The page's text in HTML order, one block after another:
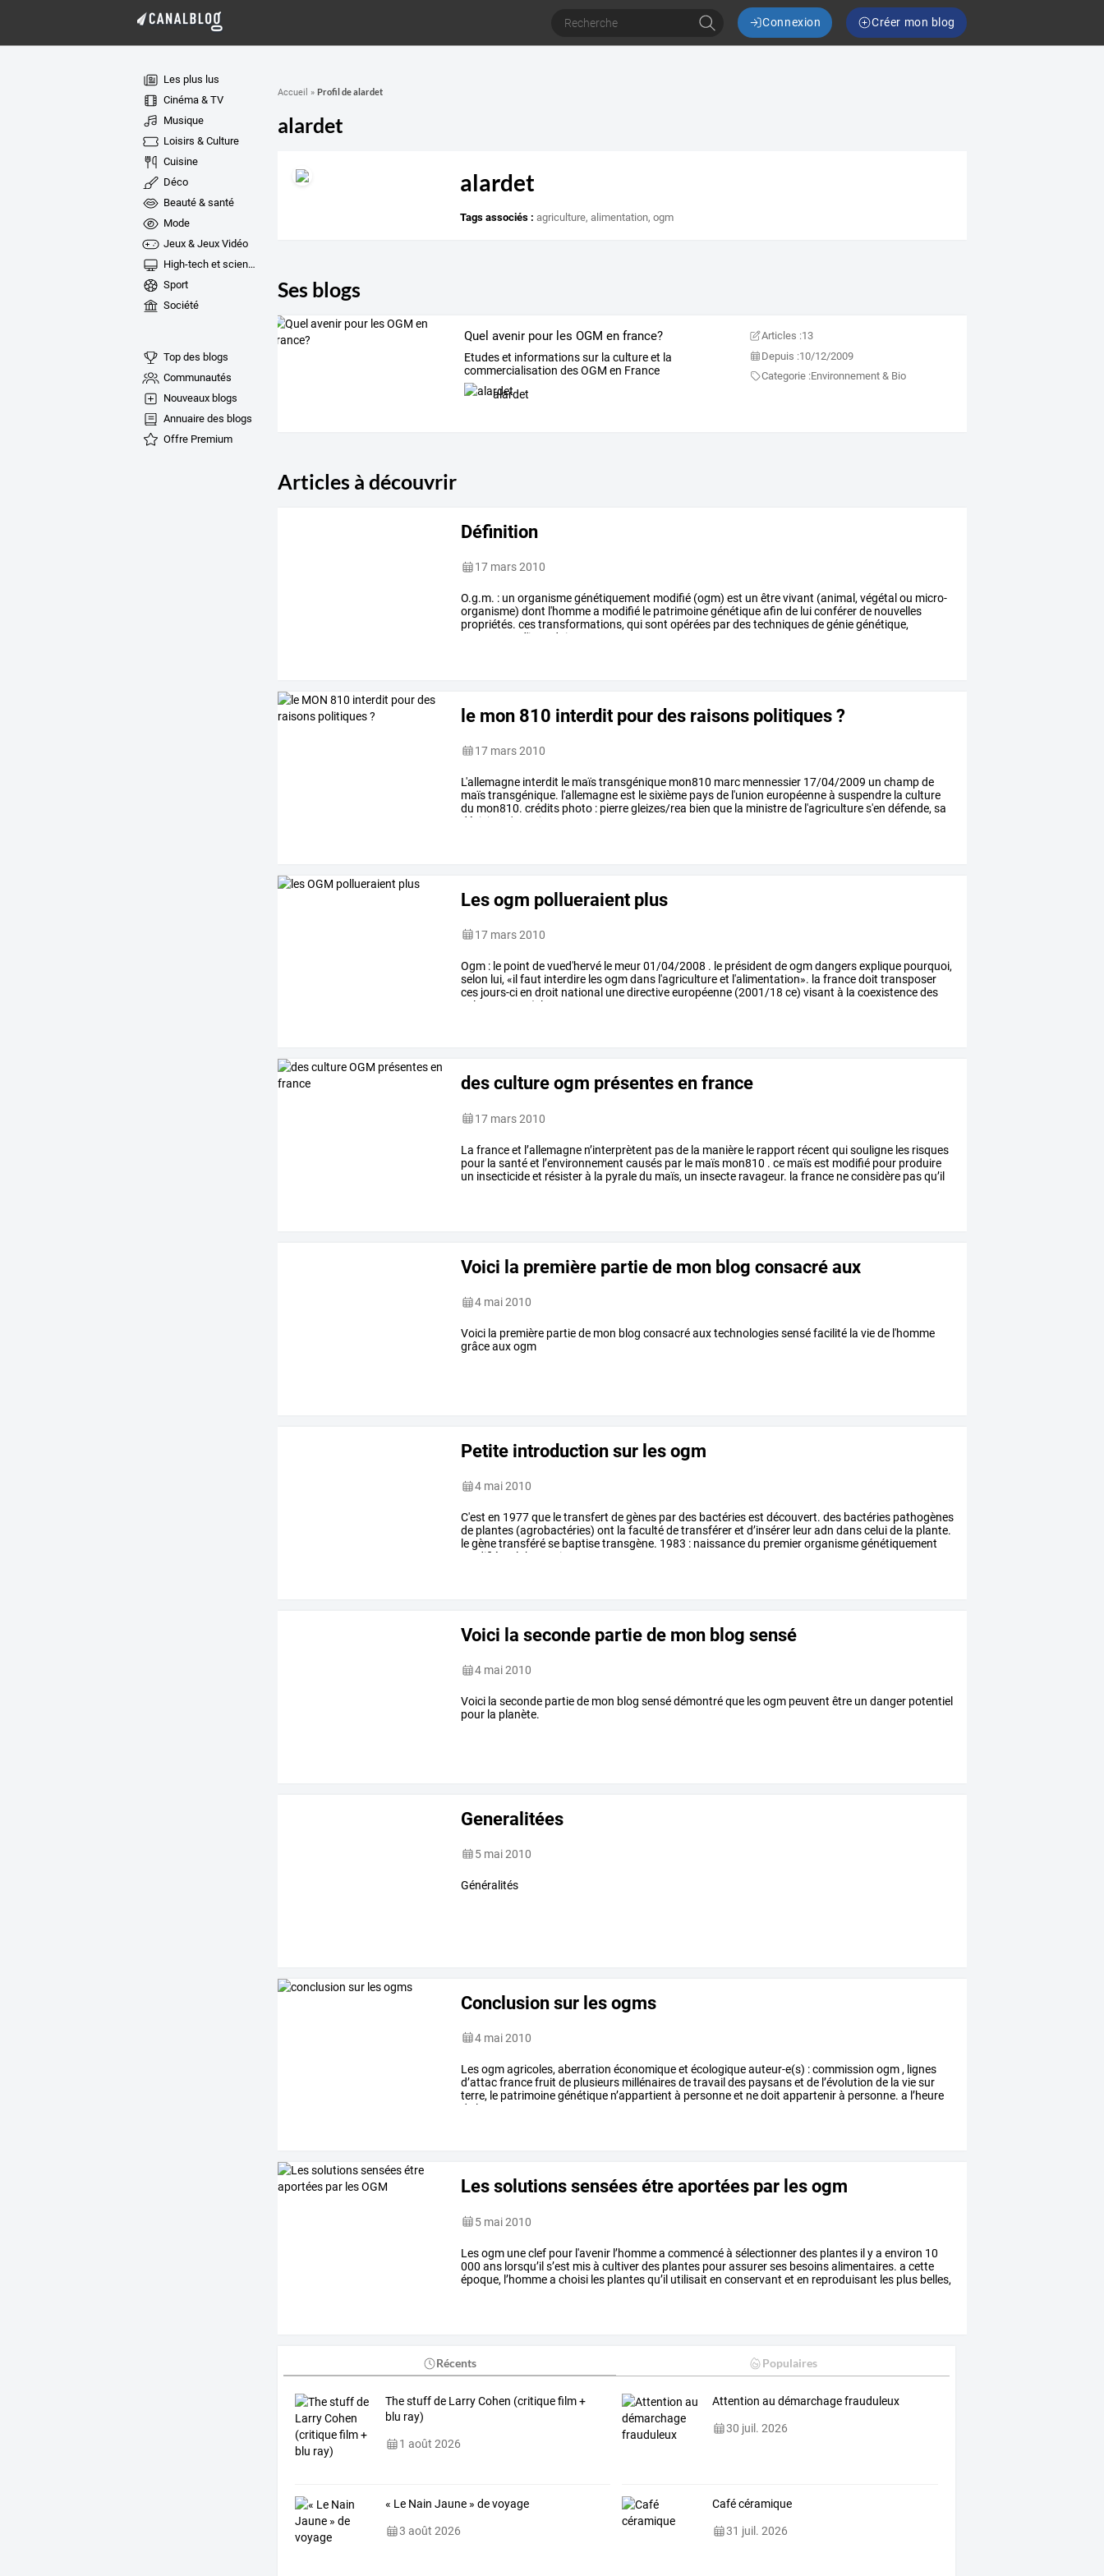
Connexion Créer mon blog
Les plus lus
Cinéma & TV
Musique
Loisirs & Culture
Cuisine
Déco
Beauté & santé
Mode
Jeux & Jeux Vidéo
High-tech et sciences
Sport
Société
Top des blogs
Communautés
Nouveaux blogs
Annuaire des blogs
Offre Premium
Accueil » Profil de alardet
alardet
alardet
Tags associés : agriculture,alimentation,ogm
Ses blogs
Quel avenir pour les OGM en france?
Etudes et informations sur la culture et la
commercialisation des OGM en France
alardet
Articles :13
Depuis :10/12/2009
Categorie :Environnement & Bio
Articles à découvrir
Définition
17 mars 2010
O.g.m. : un organismegénétiquement modifié (ogm) est un êtrevivant (animal, végétal ou micro-
organisme) dont l'hommea modifié le patrimoinegénétiqueafin de luiconférerde nouvelles
propriétés. cestransformations, quisont opérées pardestechniquesdegéniegénétique,
d'introduire
le mon 810 interdit pour des raisons politiques ?
17 mars 2010
L'allemagne interdit le maïstransgénique mon810 marc mennessier 17/04/2009 un champde
maïstransgénique. l'allemagneest lesixième paysde l'union européenneà suspendre la culture
du mon810. crédits photo : pierregleizes/rea bien que la ministrede l'agricultures'en défende, sa
décision
s'appuie
Les ogm pollueraient plus
17 mars 2010
Ogm : le point devued'hervé le meur01/04/2008 . le président deogmdangersexplique pourquoi,
selon lui, «il faut interdire lesogmdans l'agricultureet l'alimentation». la francedoit transposer
ces jours-cien droit national unedirectiveeuropéenne (2001/18 ce) visant à la coexistencedes
cultures
(plus
des culture ogm présentes en france
17 mars 2010
La franceet l’allemagne n’interprètent pasde la manière le rapport récent quisouligne les risques
pour la santéet l’environnement causés par le maïs mon810 . ce maïsest modifié pour produire
un insecticideet résisterà la pyraledu maïs, un insecte ravageur. la france neconsidère pasqu’il
Voici la première partie de mon blog consacré aux
4 mai 2010
Voici la première partie de mon blog consacré aux technologies sensé facilité la vie de l'homme
grâce aux ogm
Petite introduction sur les ogm
4 mai 2010
C'est en 1977que letransfert degènes pardes bactériesest découvert. des bactéries pathogènes
de plantes (agrobactéries) ont la facultédetransféreret d’insérer leuradn dansceluide la plante.
legènetransférése baptisetransgène. 1983 : naissancedu premierorganismegénétiquement
modifié
laboratoire,
Voici la seconde partie de mon blog sensé
4 mai 2010
Voici la seconde partie de mon blog sensé démontré que les ogm peuvent être un danger potentiel
pour la planète.
Generalitées
5 mai 2010
Généralités
Conclusion sur les ogms
4 mai 2010
Lesogmagricoles, aberration économiqueet écologiqueauteur-e(s) :commission ogm , lignes
d’attacfrancefruit de plusieurs millénairesdetravail des paysanset de l’évolution de la viesur
terre, le patrimoinegénétique n’appartient à personneet nedoit appartenirà personne. a l’heure
de
la
Les solutions sensées étre aportées par les ogm
5 mai 2010
Lesogm uneclef pour l'avenir l’hommea commencéà sélectionnerdes plantes ilya environ 10
000 ans lorsqu’ils’est misà cultiverdes plantes pourassurerses besoinsalimentaires. a cette
époque, l’hommea choisi les plantesqu’il utilisait en conservant et en reproduisant les plus belles,
Récents Populaires
The stuff de Larry Cohen (critique film +
blu ray)
1 août 2026
Attention au démarchage frauduleux
30 juil. 2026
« Le Nain Jaune » de voyage
3 août 2026
Café céramique
31 juil. 2026